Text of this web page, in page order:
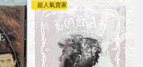
超人氣賣家